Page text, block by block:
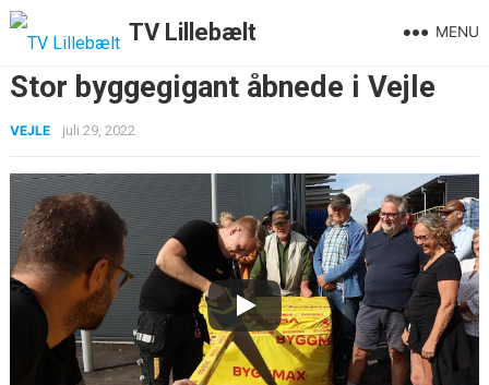
TV Lillebælt MENU
Stor byggegigant åbnede i Vejle
VEJLE juli 29, 2022